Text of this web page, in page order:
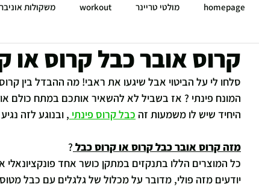
homepage מולטי טריינר workout משקולות
קרוס אובר כבל קרוס או
סלחו לי על הביטוי אבל שיגעו את ראבי! מה ההבדל בין
המונח פינתי ? אז בשביל לא להשאיר אותכם במתח כולם
היחיד שיש לו משמעות זה כבל קרוס פינתי , ובנוגע לזה
מזה קרוס אובר כבל קרוס או קרוס כבל ?
כל המוצרים הללו בתנקזים במתקן כושר אחד פונקציונאלי
יודעים מזה פולי, מדובר על מכלול של גלגלים עם כבל